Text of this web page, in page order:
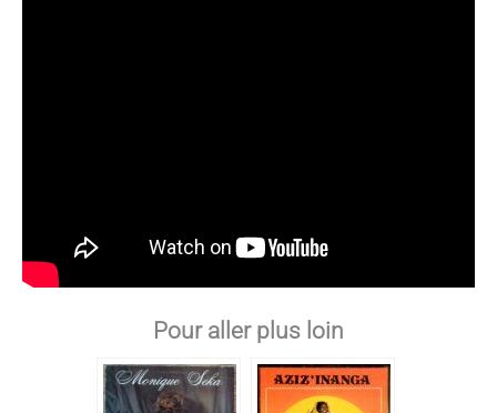
Pour aller plus loin